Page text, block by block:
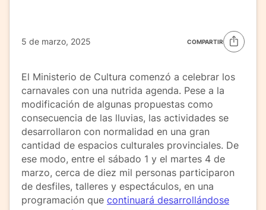
5 de marzo, 2025 COMPARTIR
El Ministerio de Cultura comenzó a celebrar los
carnavales con una nutrida agenda. Pese a la
modificación de algunas propuestas como
consecuencia de las lluvias, las actividades se
desarrollaron con normalidad en una gran
cantidad de espacios culturales provinciales. De
ese modo, entre el sábado 1 y el martes 4 de
marzo, cerca de diez mil personas participaron
de desfiles, talleres y espectáculos, en una
programación que continuará desarrollándose